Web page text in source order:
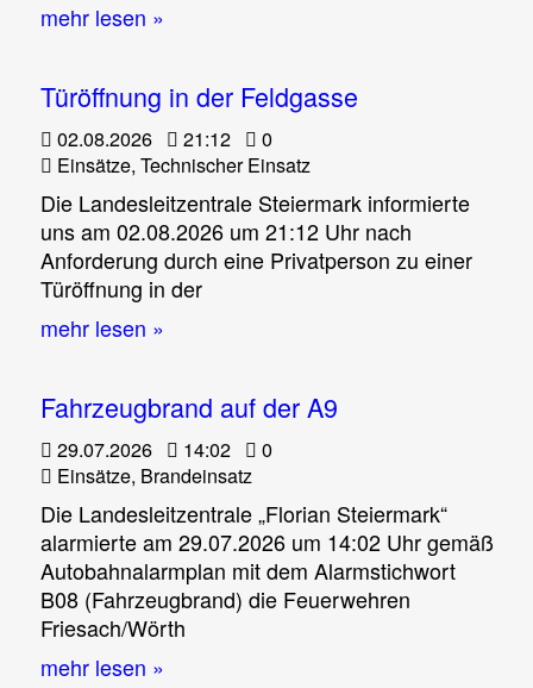
mehr lesen »
Türöffnung in der Feldgasse
02.08.2026 21:12
0
Einsätze, Technischer Einsatz
Die Landesleitzentrale Steiermark informierte
uns am 02.08.2026 um 21:12 Uhr nach
Anforderung durch eine Privatperson zu einer
Türöffnung in der
mehr lesen »
Fahrzeugbrand auf der A9
29.07.2026 14:02
0
Einsätze, Brandeinsatz
Die Landesleitzentrale „Florian Steiermark“
alarmierte am 29.07.2026 um 14:02 Uhr gemäß
Autobahnalarmplan mit dem Alarmstichwort
B08 (Fahrzeugbrand) die Feuerwehren
Friesach/Wörth
mehr lesen »